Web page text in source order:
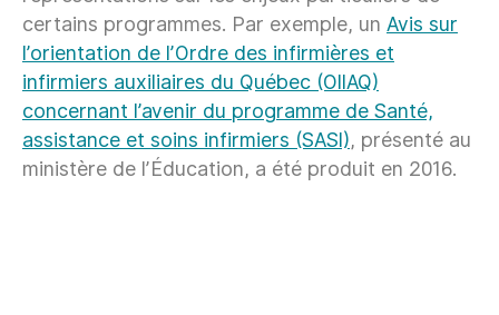
certains programmes. Par exemple, un Avis sur
l’orientation de l’Ordre des infirmières et
infirmiers auxiliaires du Québec (OIIAQ)
concernant l’avenir du programme de Santé,
assistance et soins infirmiers (SASI), présenté au
ministère de l’Éducation, a été produit en 2016.